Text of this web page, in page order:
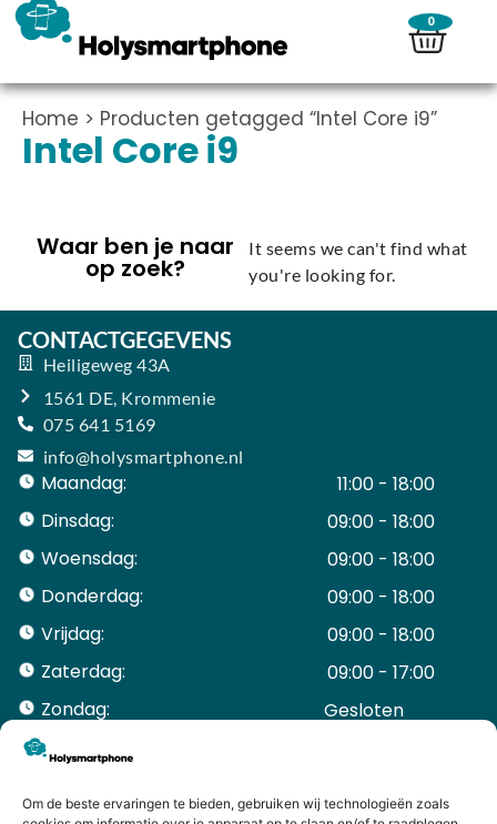
Om de beste ervaringen te bieden, gebruiken wij technologieën zoals
0
Home > Producten getagged “Intel Core i9”
Intel Core i9
Waar ben je naar
op zoek?
It seems we can't find what
you're looking for.
CONTACTGEGEVENS
Heiligeweg 43A
1561 DE, Krommenie
075 641 5169
info@holysmartphone.nl
Maandag:
11:00 - 18:00
Dinsdag:
09:00 - 18:00
Woensdag:
09:00 - 18:00
Donderdag:
09:00 - 18:00
Vrijdag:
09:00 - 18:00
Zaterdag:
09:00 - 17:00
Zondag:
Gesloten ​ ​ ​ ​ ​ ​ ​
ACCOUNT
Mijn Account
Bestellingen